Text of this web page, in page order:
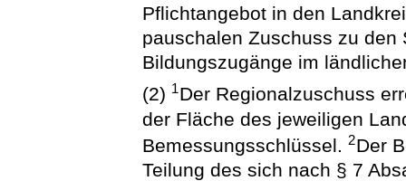
Pflichtangebot in den
pauschalen Zuschuss zu den
Bildungszugänge im
(2) 1Der Regionalzuschuss
der Fläche des jeweiligen
Bemessungsschlüssel.2Der
Teilung des sich nach § 7